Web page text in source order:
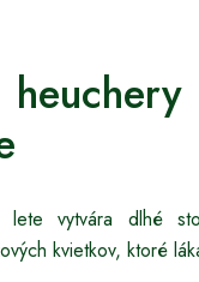
vytvára dlhé
kvietkov, ktoré